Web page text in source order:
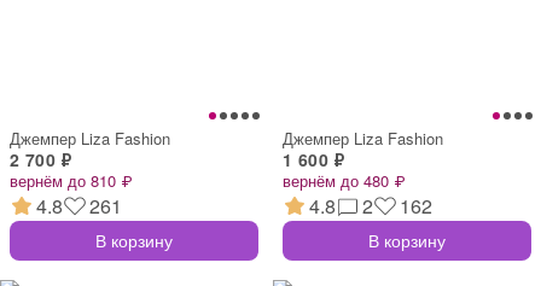
Джемпер Liza Fashion
2 700 ₽
вернём до 810 ₽
4.8 261
В корзину
Джемпер Liza Fashion
1 600 ₽
вернём до 480 ₽
4.8 2 162
В корзину